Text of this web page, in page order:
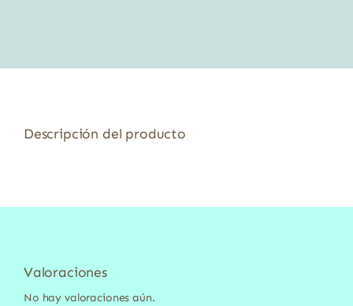
Descripción del producto
Valoraciones
No hay valoraciones aún.